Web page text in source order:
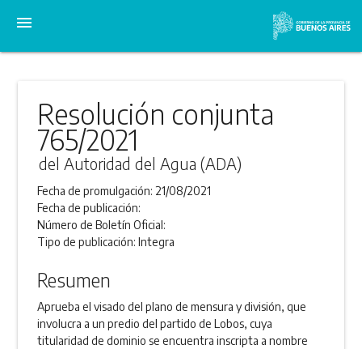
menu
Resolución conjunta
765/2021
del Autoridad del Agua (ADA)
Fecha de promulgación: 21/08/2021
Fecha de publicación:
Número de Boletín Oficial:
Tipo de publicación:Integra
Resumen
Aprueba el visado del plano de mensura y división, que
involucra a un predio del partido de Lobos, cuya
titularidad de dominio se encuentra inscripta a nombre